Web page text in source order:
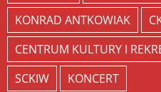
KONRAD ANTKOWIAK
CENTRUM KULTURY I
SCKIW
KONCERT